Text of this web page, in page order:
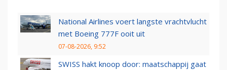
National Airlines voert langste vrachtvlucht
met Boeing 777F ooit uit
07-08-2026, 9:52
SWISS hakt knoop door: maatschappij gaat